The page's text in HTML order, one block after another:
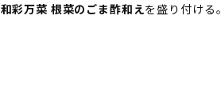
和彩万菜 根菜のごま酢和えを盛り付ける。